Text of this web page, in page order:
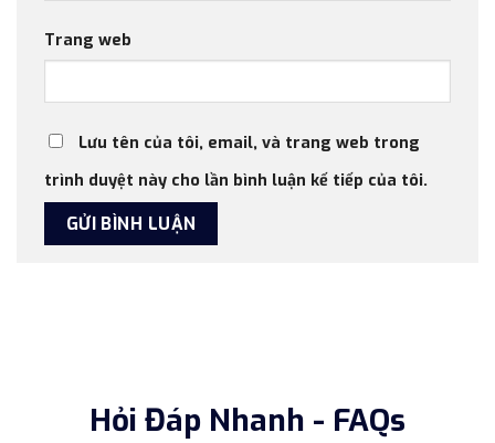
Trang web
Lưu tên của tôi, email, và trang web trong
trình duyệt này cho lần bình luận kế tiếp của tôi.
Hỏi Đáp Nhanh - FAQs